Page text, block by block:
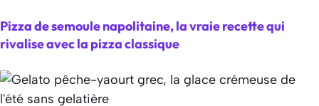
Pizza de semoule napolitaine, la vraie recette qui
rivalise avec la pizza classique